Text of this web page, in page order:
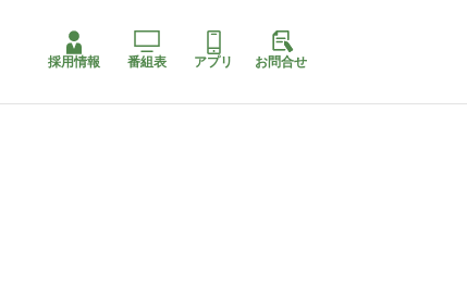
採用情報 番組表 アプリ お問合せ